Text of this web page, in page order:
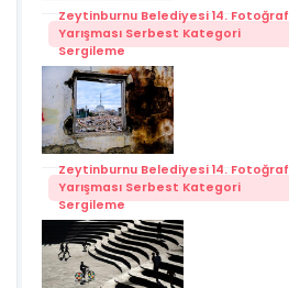
Zeytinburnu Belediyesi 14. Fotoğraf
Yarışması Serbest Kategori
Sergileme
Zeytinburnu Belediyesi 14. Fotoğraf
Yarışması Serbest Kategori
Sergileme